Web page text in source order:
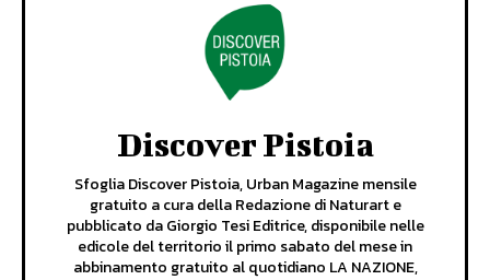
Discover Pistoia
Sfoglia Discover Pistoia, Urban Magazine mensile
gratuito a cura della Redazione di Naturart e
pubblicato da Giorgio Tesi Editrice, disponibile nelle
edicole del territorio il primo sabato del mese in
abbinamento gratuito al quotidiano LA NAZIONE,